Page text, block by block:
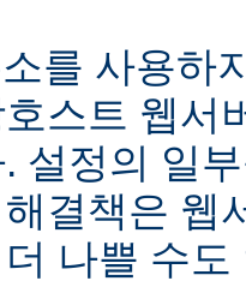
를 사용하
스트 웹서
설정의 일
결책은 웹
나쁠 수도